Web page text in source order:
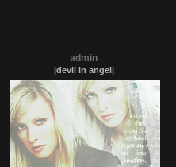
admin
|devil in angel|